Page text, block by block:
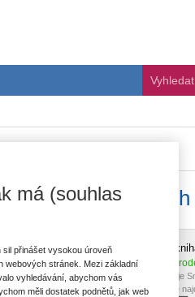
a meze
E-
V
Co je
Kde
,Jan Tulis
má (souhlas
přinášet vysokou úroveň
webových stránek. Mezi základní
vyhledávání, abychom vás
měli dostatek podnětů, jak web